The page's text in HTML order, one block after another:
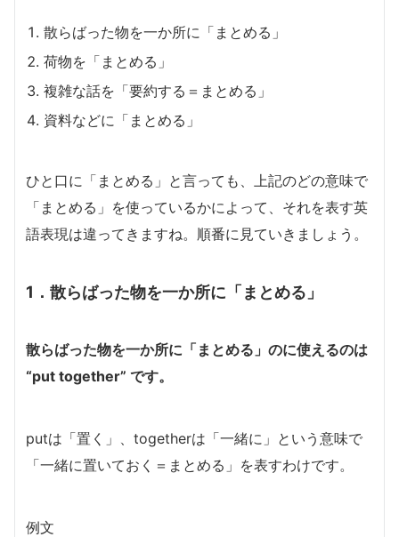
散らばった物を一か所に「まとめる」
荷物を「まとめる」
複雑な話を「要約する＝まとめる」
資料などに「まとめる」
ひと口に「まとめる」と言っても、上記のどの意味で
「まとめる」を使っているかによって、それを表す英
語表現は違ってきますね。順番に見ていきましょう。
1．散らばった物を一か所に「まとめる」
散らばった物を一か所に「まとめる」のに使えるのは
“put together” です。
putは「置く」、togetherは「一緒に」という意味で
「一緒に置いておく＝まとめる」を表すわけです。
例文